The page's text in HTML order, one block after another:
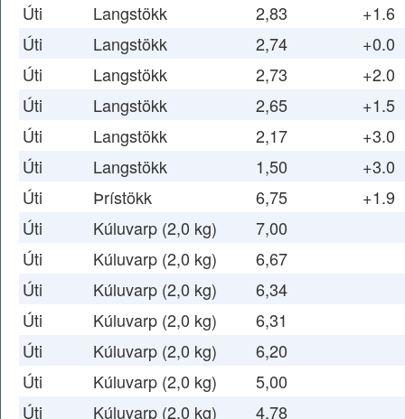
Úti
Langstökk 2,83
+1.6
Úti
Langstökk 2,74
+0.0
Úti
Langstökk 2,73
+2.0
Úti
Langstökk 2,65
+1.5
Úti
Langstökk 2,17
+3.0
Úti
Langstökk 1,50
+3.0
Úti
Þrístökk 6,75
+1.9
Úti
Kúluvarp (2,0 kg)
7,00
Úti
Kúluvarp (2,0 kg)
6,67
Úti
Kúluvarp (2,0 kg)
6,34
Úti
Kúluvarp (2,0 kg)
6,31
Úti
Kúluvarp (2,0 kg)
6,20
Úti
Kúluvarp (2,0 kg)
5,00
Úti
Kúluvarp (2,0 kg)
4,78